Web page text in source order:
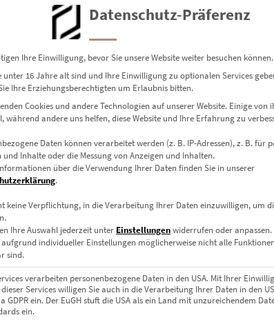
Dieses Produkt weist mehrere Varianten auf. Die Optionen können auf der Produktseite gewählt werden
Datenschutz-Präferenz
Ihre Einwilligung, bevor Sie unsere Website weiter besuchen können.
unter 16 Jahre alt sind und Ihre Einwilligung zu optionalen Services
Ihre Erziehungsberechtigten um Erlaubnis bitten.
Cookies und andere Technologien auf unserer Website. Einige von
während andere uns helfen, diese Website und Ihre Erfahrung zu
Daten können verarbeitet werden (z. B. IP-Adressen), z. B. für
und Inhalte oder die Messung von Anzeigen und Inhalten.
über die Verwendung Ihrer Daten finden Sie in unserer
.
keine Verpflichtung, in die Verarbeitung Ihrer Daten einzuwilligen, um
Ihre Auswahl jederzeit unter Einstellungenwiderrufen oder anpassen.
aufgrund individueller Einstellungen möglicherweise nicht alle
sind.
verarbeiten personenbezogene Daten in den USA. Mit Ihrer
Services willigen Sie auch in die Verarbeitung Ihrer Daten in den
GDPR ein. Der EuGH stuft die USA als ein Land mit unzureichendem
ein.